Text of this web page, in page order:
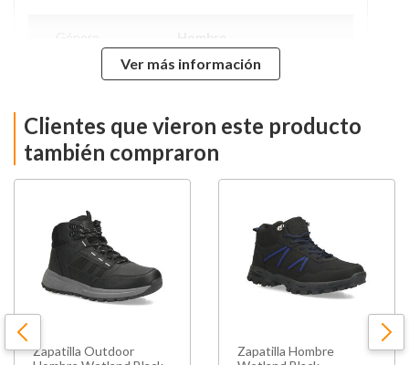
W25chwet80
Caña Baja
Forro
Planta
Tipo de Cierre
Material Principal Poliuretano
Ver más información
Clientes que vieron este producto
también compraron
Zapatilla Outdoor
Zapatilla Hombre